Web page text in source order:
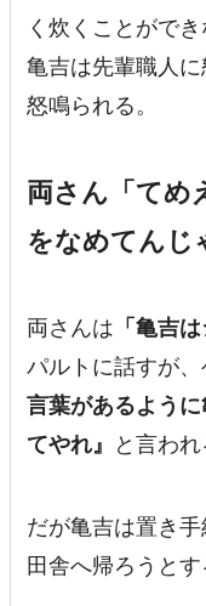
く炊くことができ
亀吉は先輩職人
怒鳴られる。
両さん「てめ
をなめてんじ
両さんは 「亀吉
パルトに話すが
言葉があるよう
てやれ』
と言われ
だが亀吉は置き
田舎へ帰ろうと